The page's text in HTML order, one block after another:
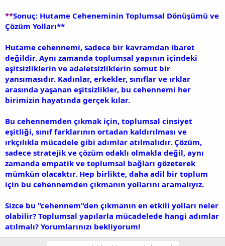
**Sonuç: Hutame Ceheneminin Toplumsal Dönüşümü ve
Çözüm Yolları**
Hutame cehennemi, sadece bir kavramdan ibaret
değildir. Aynı zamanda toplumsal yapının içindeki
eşitsizliklerin ve adaletsizliklerin somut bir
yansımasıdır. Kadınlar, erkekler, sınıflar ve ırklar
arasında yaşanan eşitsizlikler, bu cehennemi her
birimizin hayatında gerçek kılar.
Bu cehennemden çıkmak için, toplumsal cinsiyet
eşitliği, sınıf farklarının ortadan kaldırılması ve
ırkçılıkla mücadele gibi adımlar atılmalıdır. Çözüm,
sadece stratejik ve çözüm odaklı olmakla değil, aynı
zamanda empatik ve toplumsal bağları gözeterek
mümkün olacaktır. Hep birlikte, daha adil bir toplum
için bu cehennemden çıkmanın yollarını aramalıyız.
Sizce bu "cehennem"den çıkmanın en etkili yolları neler
olabilir? Toplumsal yapılarla mücadelede hangi adımlar
atılmalı? Yorumlarınızı bekliyorum!